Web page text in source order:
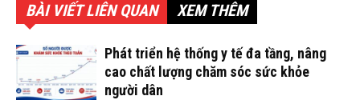
BÀI VIẾT LIÊN QUAN XEM THÊM
Phát triển hệ thống y tế đa tầng, nâng
cao chất lượng chăm sóc sức khỏe
người dân